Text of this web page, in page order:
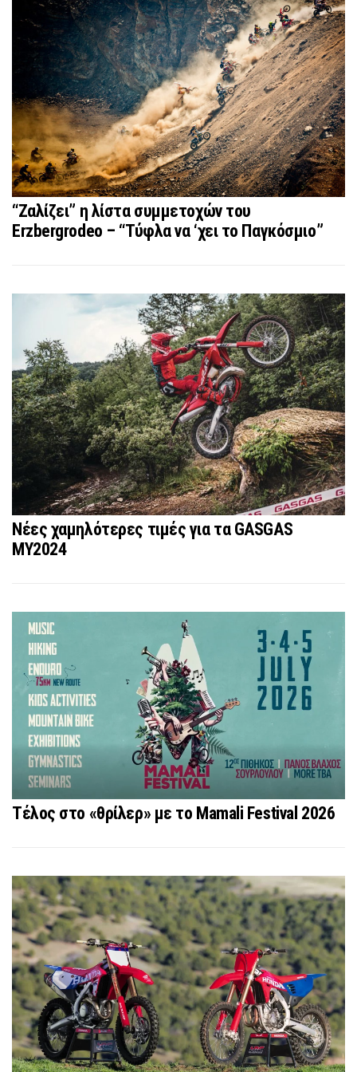
“Ζαλίζει” η λίστα συμμετοχών του
Erzbergrodeo – “Τύφλα να ‘χει το Παγκόσμιο”
Νέες χαμηλότερες τιμές για τα GASGAS
MY2024
Τέλος στο «θρίλερ» με το Mamali Festival 2026